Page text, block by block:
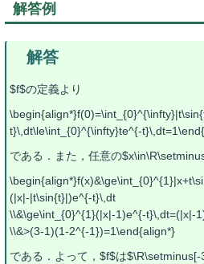
解答例
$f$の定義より
t}\,dt\le\int_{0}^{\infty}te^{-
である．また，任意の
(|x|-|t\sin{t}|)e^{-t}\,dt
\\&\ge\int_{0}^{1}(|x|-1)e^{-t}\,dt=(|x|-
\\&>(3-1)(1-2^{-1})=1\end{align*}
である．よって，$f$は